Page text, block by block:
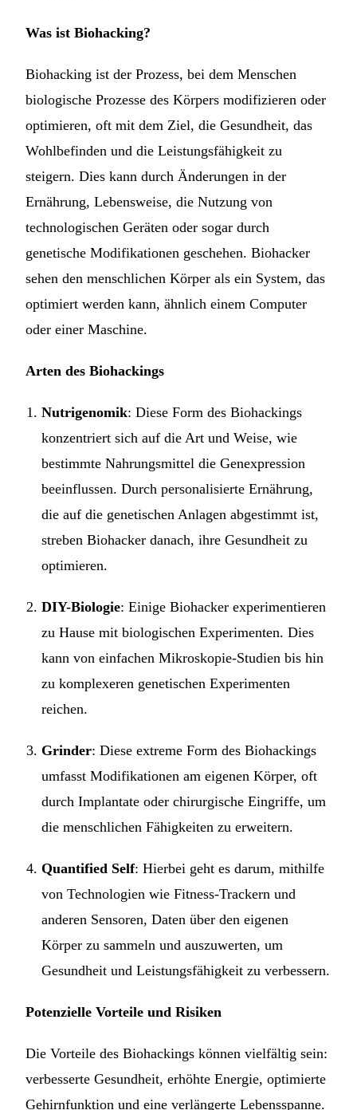
Was ist Biohacking?
Biohacking ist der Prozess, bei dem Menschen
biologische Prozesse des Körpers modifizieren oder
optimieren, oft mit dem Ziel, die Gesundheit, das
Wohlbefinden und die Leistungsfähigkeit zu
steigern. Dies kann durch Änderungen in der
Ernährung, Lebensweise, die Nutzung von
technologischen Geräten oder sogar durch
genetische Modifikationen geschehen. Biohacker
sehen den menschlichen Körper als ein System, das
optimiert werden kann, ähnlich einem Computer
oder einer Maschine.
Arten des Biohackings
Nutrigenomik: Diese Form des Biohackings
konzentriert sich auf die Art und Weise, wie
bestimmte Nahrungsmittel die Genexpression
beeinflussen. Durch personalisierte Ernährung,
die auf die genetischen Anlagen abgestimmt ist,
streben Biohacker danach, ihre Gesundheit zu
optimieren.
DIY-Biologie: Einige Biohacker experimentieren
zu Hause mit biologischen Experimenten. Dies
kann von einfachen Mikroskopie-Studien bis hin
zu komplexeren genetischen Experimenten
reichen.
Grinder: Diese extreme Form des Biohackings
umfasst Modifikationen am eigenen Körper, oft
durch Implantate oder chirurgische Eingriffe, um
die menschlichen Fähigkeiten zu erweitern.
Quantified Self: Hierbei geht es darum, mithilfe
von Technologien wie Fitness-Trackern und
anderen Sensoren, Daten über den eigenen
Körper zu sammeln und auszuwerten, um
Gesundheit und Leistungsfähigkeit zu verbessern.
Potenzielle Vorteile und Risiken
Die Vorteile des Biohackings können vielfältig sein:
verbesserte Gesundheit, erhöhte Energie, optimierte
Gehirnfunktion und eine verlängerte Lebensspanne.